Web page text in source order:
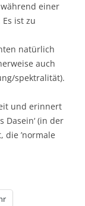
einer
ist zu
natürlich
auch
spektralität).
und erinnert
Dasein‘ (in der
die ’normale